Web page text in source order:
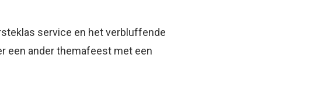
service en het verbluffende
een ander themafeest met een